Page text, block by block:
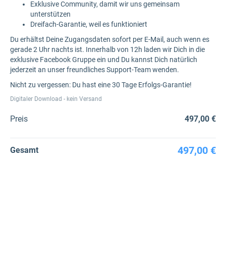
Exklusive Community, damit wir uns gemeinsam
unterstützen
Dreifach-Garantie, weil es funktioniert
Du erhältst Deine Zugangsdaten sofort per E-Mail, auch wenn es
gerade 2 Uhr nachts ist. Innerhalb von 12h laden wir Dich in die
exklusive Facebook Gruppe ein und Du kannst Dich natürlich
jederzeit an unser freundliches Support-Team wenden.
Nicht zu vergessen: Du hast eine 30 Tage Erfolgs-Garantie!
Digitaler Download - kein Versand
Preis 497,00 €
Gesamt 497,00 €